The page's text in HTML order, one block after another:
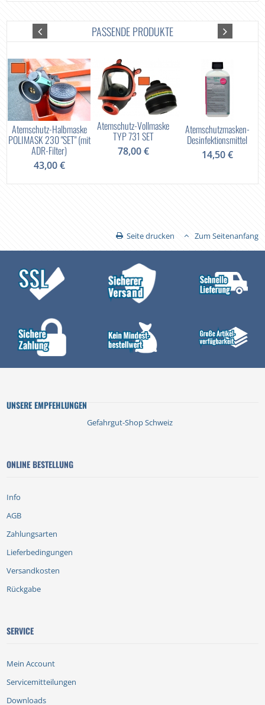
PASSENDE PRODUKTE
Atemschutz-Halbmaske
POLIMASK 230 "SET" (mit
ADR-Filter)
43,00 €
Atemschutz-Vollmaske
TYP 731 SET
78,00 €
Atemschutzmasken-
Desinfektionsmittel
14,50 €
Seite drucken Zum Seitenanfang
UNSERE EMPFEHLUNGEN
Gefahrgut-Shop Schweiz
ONLINE BESTELLUNG
Info
AGB
Zahlungsarten
Lieferbedingungen
Versandkosten
Rückgabe
SERVICE
Mein Account
Servicemitteilungen
Downloads